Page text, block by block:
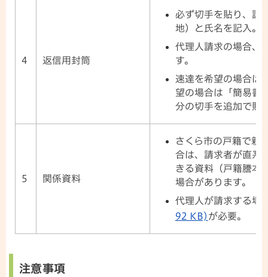
4 返信用封筒
必ず切手を貼り、請
地）と氏名を記入。
代理人請求の場合、
す。
速達を希望の場合は
望の場合は「簡易書
分の切手を追加で貼
5 関係資料
さくら市の戸籍で親
合は、請求者が直系
きる資料（戸籍謄本
場合があります。
代理人が請求する場
92 KB) が必要。
注意事項